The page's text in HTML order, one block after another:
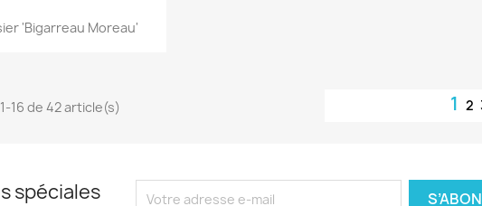
Aperçu rapide
'Bigarreau Moreau'
16 de 42 article(s) 12
spéciales